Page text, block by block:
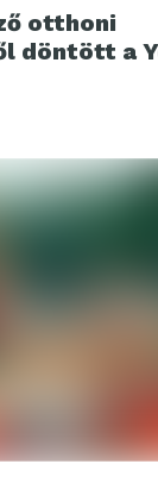
otthoni
döntött a